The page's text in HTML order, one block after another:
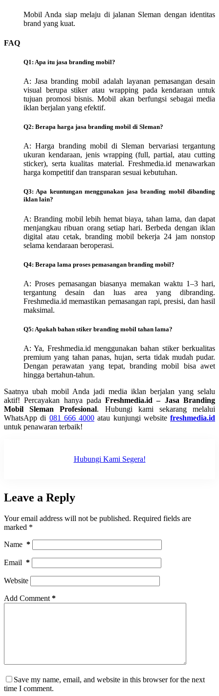
Mobil Anda siap melaju di jalanan Sleman dengan identitas
brand yang kuat.
FAQ
Q1: Apa itu jasa branding mobil?
A: Jasa branding mobil adalah layanan pemasangan desain
visual berupa stiker atau wrapping pada kendaraan untuk
tujuan promosi bisnis. Mobil akan berfungsi sebagai media
iklan berjalan yang efektif.
Q2: Berapa harga jasa branding mobil di Sleman?
A: Harga branding mobil di Sleman bervariasi tergantung
ukuran kendaraan, jenis wrapping (full, partial, atau cutting
sticker), serta kualitas material. Freshmedia.id menawarkan
harga kompetitif dan transparan sesuai kebutuhan.
Q3: Apa keuntungan menggunakan jasa branding mobil dibanding
iklan lain?
A: Branding mobil lebih hemat biaya, tahan lama, dan dapat
menjangkau ribuan orang setiap hari. Berbeda dengan iklan
digital atau cetak, branding mobil bekerja 24 jam nonstop
selama kendaraan beroperasi.
Q4: Berapa lama proses pemasangan branding mobil?
A: Proses pemasangan biasanya memakan waktu 1–3 hari,
tergantung desain dan luas area yang dibranding.
Freshmedia.id memastikan pemasangan rapi, presisi, dan hasil
maksimal.
Q5: Apakah bahan stiker branding mobil tahan lama?
A: Ya, Freshmedia.id menggunakan bahan stiker berkualitas
premium yang tahan panas, hujan, serta tidak mudah pudar.
Dengan perawatan yang tepat, branding mobil bisa awet
hingga bertahun-tahun.
Saatnya ubah mobil Anda jadi media iklan berjalan yang selalu
aktif! Percayakan hanya padaFreshmedia.id – Jasa Branding
Mobil Sleman Profesional. Hubungi kami sekarang melalui
WhatsApp di 081 666 4000 atau kunjungi website freshmedia.id
untuk penawaran terbaik!
Hubungi Kami Segera!
Leave a Reply
Your email address will not be published. Required fields are
marked *
Name *
Email *
Website
Add Comment *
Save my name, email, and website in this browser for the next
time I comment.